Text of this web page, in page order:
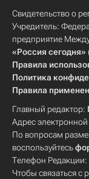
Свидетельство о
Учредитель:
предприятие
«Россия сегодня»
Правила
Политика
Правила
Главный редактор:
Адрес
По вопросам
воспользуйтесь
Телефон Редакции:
Чтобы связаться с